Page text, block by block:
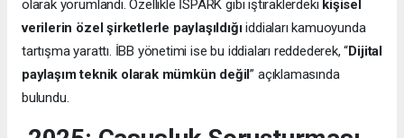
olarak yorumlandı. Özellikle İSPARK gibi iştiraklerdeki kişisel
verilerin özel şirketlerle paylaşıldığıiddiaları kamuoyunda
tartışma yarattı. İBB yönetimi ise bu iddiaları reddederek, “Dijital
paylaşım teknik olarak mümkün değil” açıklamasında
bulundu.